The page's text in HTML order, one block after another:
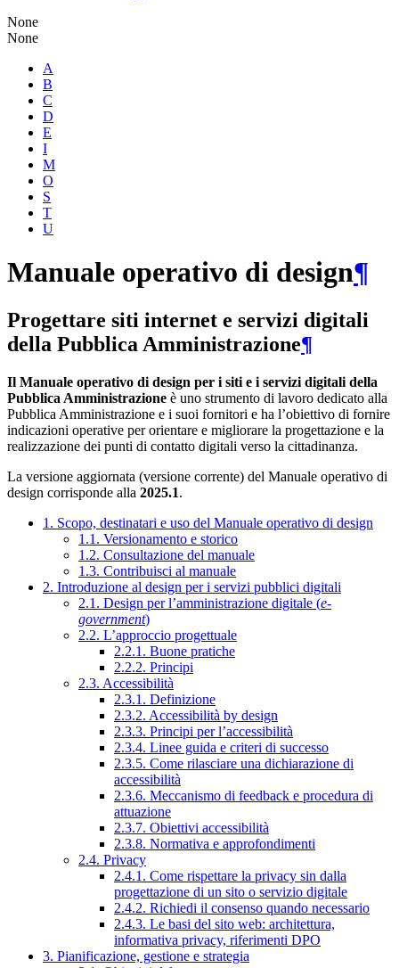
None
None
A
B
C
D
E
I
M
O
S
T
U
Manuale operativo di design¶
Progettare siti internet e servizi digitali
della Pubblica Amministrazione¶
Il Manuale operativo di design per i siti e i servizi digitali della
Pubblica Amministrazione è uno strumento di lavoro dedicato alla
Pubblica Amministrazione e i suoi fornitori e ha l’obiettivo di fornire
indicazioni operative per orientare e migliorare la progettazione e la
realizzazione dei punti di contatto digitali verso la cittadinanza.
La versione aggiornata (versione corrente) del Manuale operativo di
design corrisponde alla 2025.1.
1. Scopo, destinatari e uso del Manuale operativo di design
1.1. Versionamento e storico
1.2. Consultazione del manuale
1.3. Contribuisci al manuale
2. Introduzione al design per i servizi pubblici digitali
2.1. Design per l’amministrazione digitale (e-
government)
2.2. L’approccio progettuale
2.2.1. Buone pratiche
2.2.2. Principi
2.3. Accessibilità
2.3.1. Definizione
2.3.2. Accessibilità by design
2.3.3. Principi per l’accessibilità
2.3.4. Linee guida e criteri di successo
2.3.5. Come rilasciare una dichiarazione di
accessibilità
2.3.6. Meccanismo di feedback e procedura di
attuazione
2.3.7. Obiettivi accessibilità
2.3.8. Normativa e approfondimenti
2.4. Privacy
2.4.1. Come rispettare la privacy sin dalla
progettazione di un sito o servizio digitale
2.4.2. Richiedi il consenso quando necessario
2.4.3. Le basi del sito web: architettura,
informativa privacy, riferimenti DPO
3. Pianificazione, gestione e strategia